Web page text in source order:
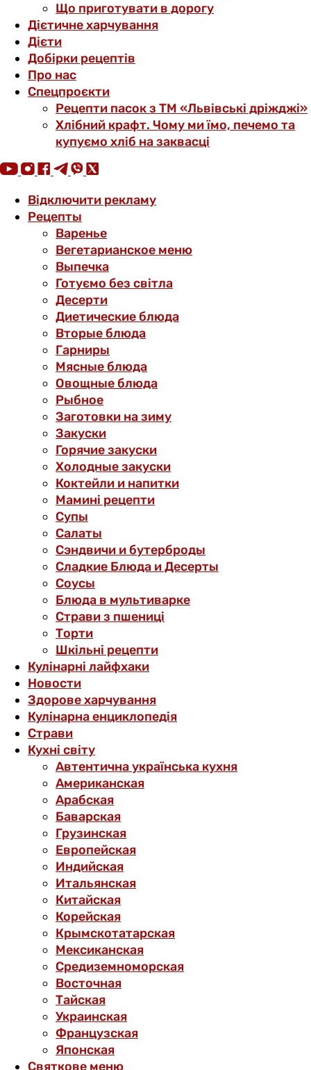
Що приготувати в дорогу
Дієтичне харчування
Дієти
Добірки рецептів
Про нас
Спецпроєкти
Рецепти пасок з ТМ «Львівські дріжджі»
Хлібний крафт. Чому ми їмо, печемо та
купуємо хліб на заквасці
Відключити рекламу
Рецепты
Варенье
Вегетарианское меню
Выпечка
Готуємо без світла
Десерти
Диетические блюда
Вторые блюда
Гарниры
Мясные блюда
Овощные блюда
Рыбное
Заготовки на зиму
Закуски
Горячие закуски
Холодные закуски
Коктейли и напитки
Мамині рецепти
Супы
Салаты
Сэндвичи и бутерброды
Сладкие Блюда и Десерты
Соусы
Блюда в мультиварке
Страви з пшениці
Торти
Шкільні рецепти
Кулінарні лайфхаки
Новости
Здорове харчування
Кулінарна енциклопедія
Страви
Кухні світу
Автентична українська кухня
Американская
Арабская
Баварская
Грузинская
Европейская
Индийская
Итальянская
Китайская
Корейская
Крымскотатарская
Мексиканская
Средиземноморская
Восточная
Тайская
Украинская
Французская
Японская
Святкове меню